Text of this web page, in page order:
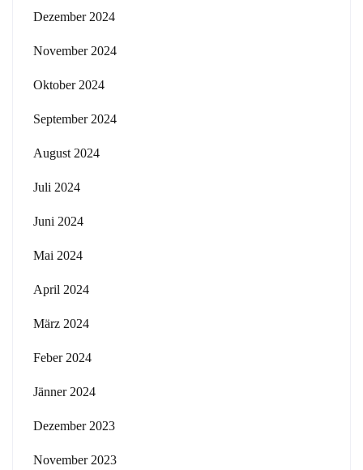
Dezember 2024
November 2024
Oktober 2024
September 2024
August 2024
Juli 2024
Juni 2024
Mai 2024
April 2024
März 2024
Feber 2024
Jänner 2024
Dezember 2023
November 2023